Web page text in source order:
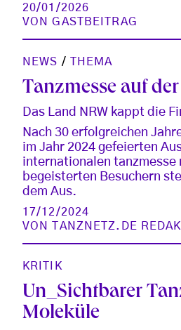
20/01/2026
VONGASTBEITRAG
NEWS / THEMA
Tanzmesse auf
Das Land NRW kappt die
Nach 30 erfolgreichen
im Jahr 2024 gefeierten
internationalen tanzmesse
begeisterten Besuchern
dem Aus.
17/12/2024
VON
TANZNETZ.DE
KRITIK
Un_Sichtbarer
Moleküle